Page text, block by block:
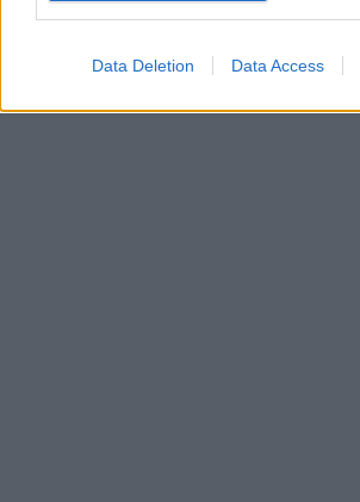
Data Deletion Data Access